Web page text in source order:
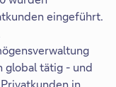
eingeführt.
global tätig - und
in